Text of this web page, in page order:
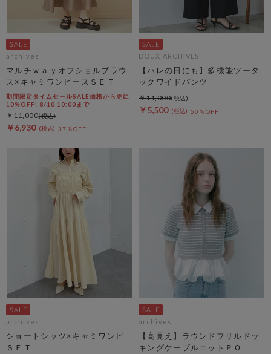
archives
マルチｗａｙオフショルブラウ
ス×キャミワンピースＳＥＴ
期間限定タイムセールSALE価格から更に
10%OFF! 8/10 10:00まで
￥6,930 37％OFF
￥11,000
DOUX ARCHIVES
【ハレの日にも】多機能ツータ
ックワイドパンツ
￥5,500 50％OFF
￥11,000
archives
ショートシャツ×キャミワンピ
ＳＥＴ
archives
【高見え】ラウンドフリルドッ
キングケーブルニットＰＯ